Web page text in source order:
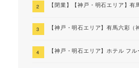
【閉業】【神戸・明石エリア】有
【神戸・明石エリア】有馬六彩（
【神戸・明石エリア】ホテル フ